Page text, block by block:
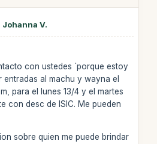
Johanna V.
con ustedes `porque estoy
al machu y wayna el
para el lunes 13/4 y el martes
con desc de ISIC. Me pueden
sobre quien me puede brindar